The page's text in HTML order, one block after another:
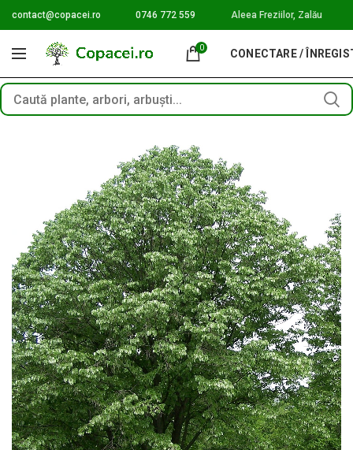
contact@copacei.ro 0746 772 559 Aleea Freziilor, Zalău
0 CONECTARE /